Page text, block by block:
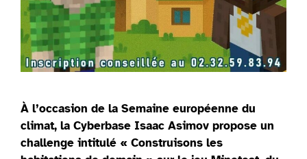
À l’occasion de la Semaine européenne du
climat, la Cyberbase Isaac Asimov propose un
challenge intitulé « Construisons les